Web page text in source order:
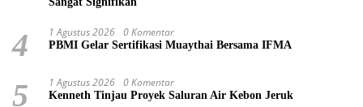
4 1 Agustus 2026 0 Komentar
PBMI Gelar Sertifikasi Muaythai Bersama IFMA
5 1 Agustus 2026 0 Komentar
Kenneth Tinjau Proyek Saluran Air Kebon Jeruk